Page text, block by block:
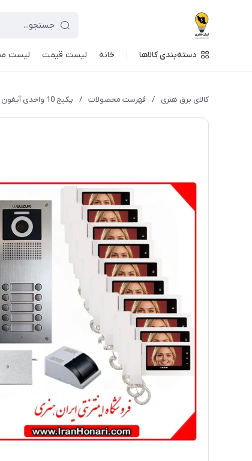
دسته‌بندی کالاها خانه لیست قیمت لیست
کالای برق هنری / فهرست محصولات / پکیج 10 واحدی آیفون تصویری سوزوکی 4.3 اینچ باحافظه مدل SZ-415M